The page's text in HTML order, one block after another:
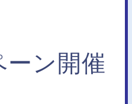
ン開催